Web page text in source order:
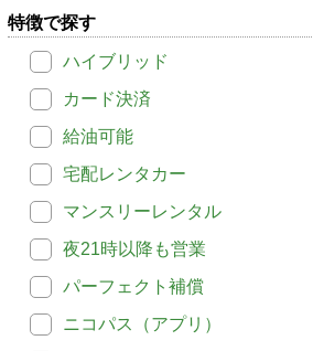
特徴で探す
ハイブリッド
カード決済
給油可能
宅配レンタカー
マンスリーレンタル
夜21時以降も営業
パーフェクト補償
ニコパス（アプリ）